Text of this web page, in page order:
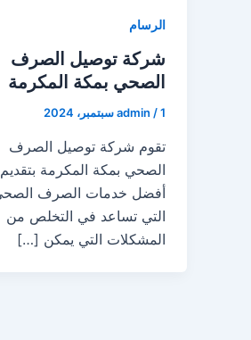
الرسام
شركة توصيل الصرف
الصحي بمكة المكرمة
admin /1 سبتمبر، 2024
تقوم شركة توصيل الصرف
الصحي بمكة المكرمة بتقديم
أفضل خدمات الصرف
التي تساعد في التخلص من
المشكلات التي يمكن […]